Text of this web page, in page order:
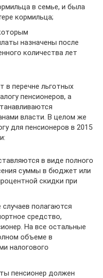
в семье, и была
кормильца;
назначены после
количества лет
в перечне льготных
пенсионеров, а
власти. В целом же
для пенсионеров в 2015
в виде полного
суммы в бюджет или
скидки при
полагаются
средство,
На все остальные
объеме в
налогового
пенсионер должен